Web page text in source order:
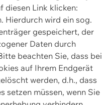
diesen Link klicken:
Hierdurch wird ein sog.
gespeichert, der
Daten durch
beachten Sie, dass bei
auf Ihrem Endgerät
werden, d.h., dass
setzen müssen, wenn Sie